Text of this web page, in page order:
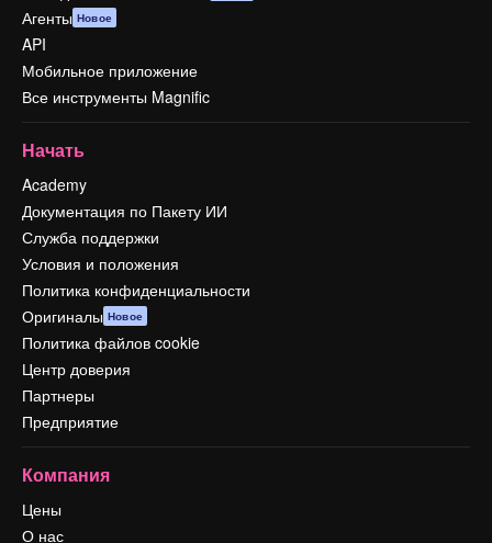
Агенты Новое
API
Мобильное приложение
Все инструменты Magnific
Начать
Academy
Документация по Пакету ИИ
Служба поддержки
Условия и положения
Политика конфиденциальности
Оригиналы Новое
Политика файлов cookie
Центр доверия
Партнеры
Предприятие
Компания
Цены
О нас